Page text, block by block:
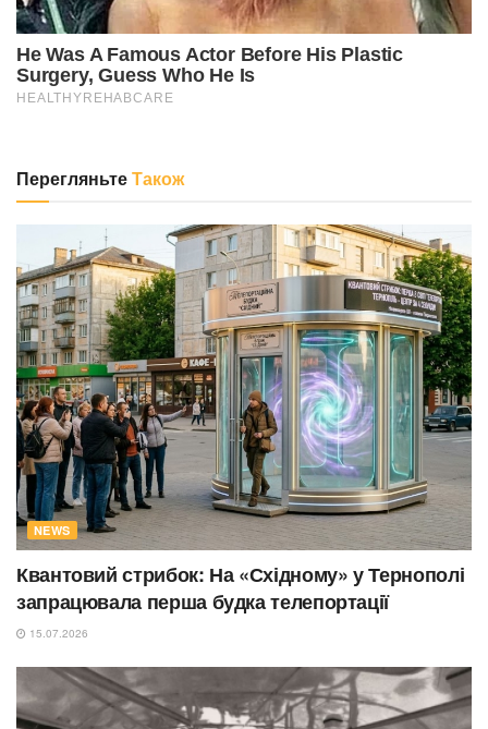
ПерегляньтеТакож
NEWS
Квантовий стрибок: На «Східному» у Тернополі
запрацювала перша будка телепортації
15.07.2026